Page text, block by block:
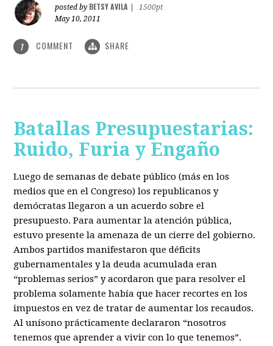
posted by BETSY AVILA
1500pt
May 10, 2011
1 COMMENT SHARE
Batallas Presupuestarias:
Ruido, Furia y Engaño
Luego de semanas de debate público (más en los
medios que en el Congreso) los republicanos y
demócratas llegaron a un acuerdo sobre el
presupuesto. Para aumentar la atención pública,
estuvo presente la amenaza de un cierre del gobierno.
Ambos partidos manifestaron que déficits
gubernamentales y la deuda acumulada eran
“problemas serios” y acordaron que para resolver el
problema solamente había que hacer recortes en los
impuestos en vez de tratar de aumentar los recaudos.
Al unísono prácticamente declararon “nosotros
tenemos que aprender a vivir con lo que tenemos”.